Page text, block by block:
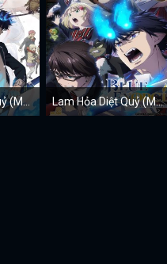
Lam Hỏa Diệt Quỷ (Mùa 4) Lam Hỏa Diệt Quỷ (Mùa 3)